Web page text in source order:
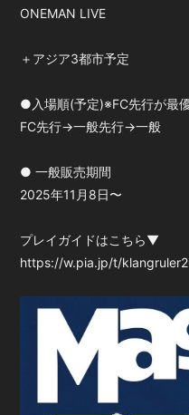
ONEMAN LIVE
＋アジア3都市予定
●入場順(予定)※FC先行が最
FC先行→一般先行→一般
● 一般販売期間
2025年11月8日〜
プレイガイドはこちら▼
https://w.pia.jp/t/